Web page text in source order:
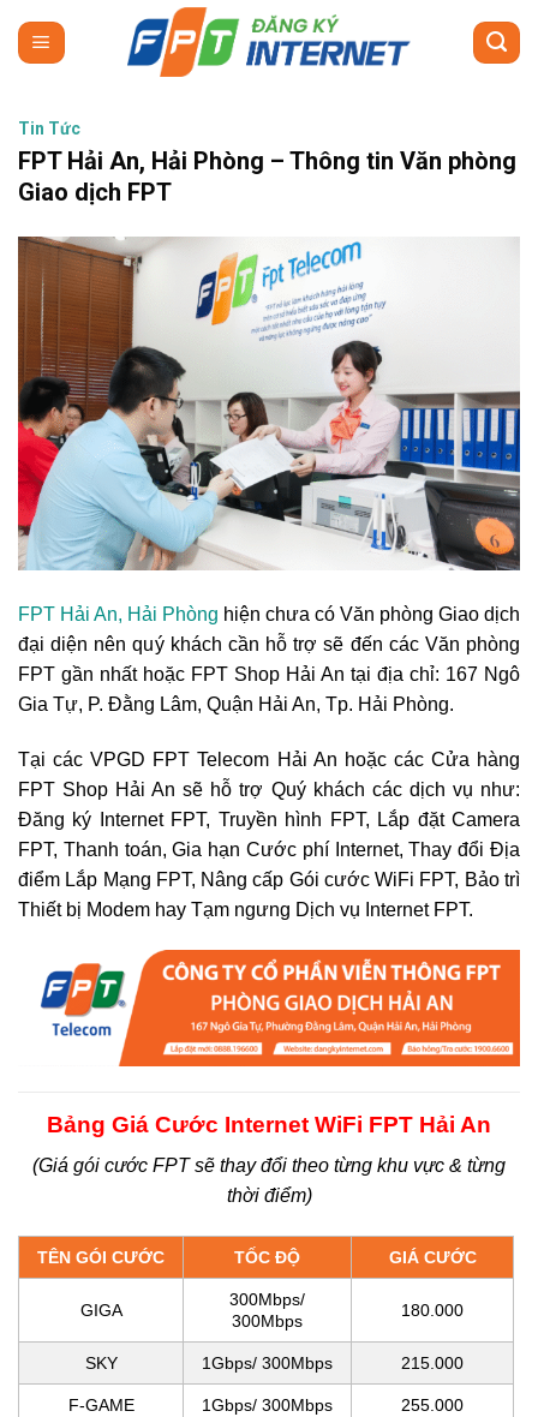
Tin Tức
FPT Hải An, Hải Phòng – Thông tin Văn phòng
Giao dịch FPT
FPT Hải An, Hải Phòng hiện chưa có Văn phòng Giao dịch
đại diện nên quý khách cần hỗ trợ sẽ đến các Văn phòng
FPT gần nhất hoặc FPT Shop Hải An tại địa chỉ: 167 Ngô
Gia Tự, P. Đằng Lâm, Quận Hải An, Tp. Hải Phòng.
Tại các VPGD FPT Telecom Hải An hoặc các Cửa hàng
FPT Shop Hải An sẽ hỗ trợ Quý khách các dịch vụ như:
Đăng ký Internet FPT, Truyền hình FPT, Lắp đặt Camera
FPT, Thanh toán, Gia hạn Cước phí Internet, Thay đổi Địa
điểm Lắp Mạng FPT, Nâng cấp Gói cước WiFi FPT, Bảo trì
Thiết bị Modem hay Tạm ngưng Dịch vụ Internet FPT.
Bảng Giá Cước Internet WiFi FPT Hải An
(Giá gói cước FPT sẽ thay đổi theo từng khu vực & từng
thời điểm)
TÊN GÓI CƯỚC TỐC ĐỘ GIÁ CƯỚC
GIGA
300Mbps/
300Mbps
180.000
SKY 1Gbps/ 300Mbps 215.000
F-GAME 1Gbps/ 300Mbps 255.000